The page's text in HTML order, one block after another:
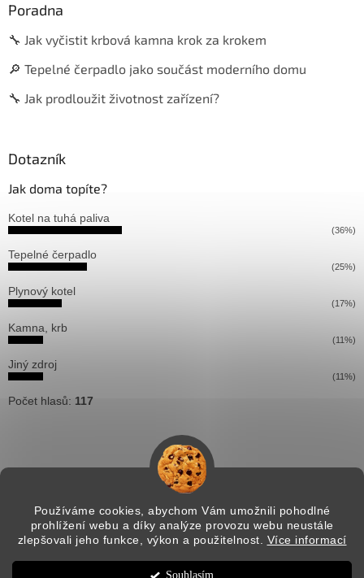
Používáme cookies, abychom Vám umožnili pohodlné
prohlížení webu a díky analýze provozu webu neustále
zlepšovali jeho funkce, výkon a použitelnost. Více informací
Souhlasím
Poradna
🔧 Jak vyčistit krbová kamna krok za krokem
🔎 Tepelné čerpadlo jako součást moderního domu
🔧 Jak prodloužit životnost zařízení?
Dotazník
Jak doma topíte?
Kotel na tuhá paliva
(36%)
Tepelné čerpadlo
(25%)
Plynový kotel
(17%)
Kamna, krb
(11%)
Jiný zdroj
(11%)
Počet hlasů: 117
Vytvořil Shoptet